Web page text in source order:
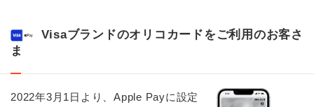
Visaブランドのオリコカードをご利用のお客さ
ま
2022年3月1日より、Apple Payに設定